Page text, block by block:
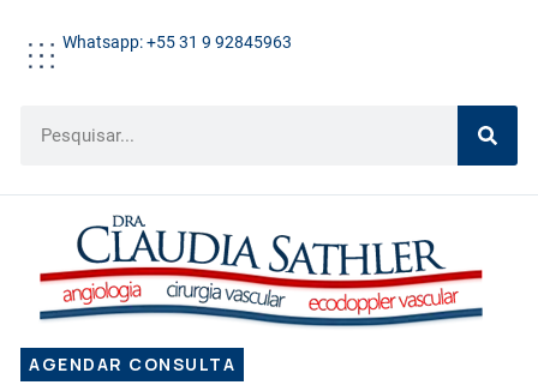
Whatsapp: +55 31 9 92845963
AGENDAR CONSULTA